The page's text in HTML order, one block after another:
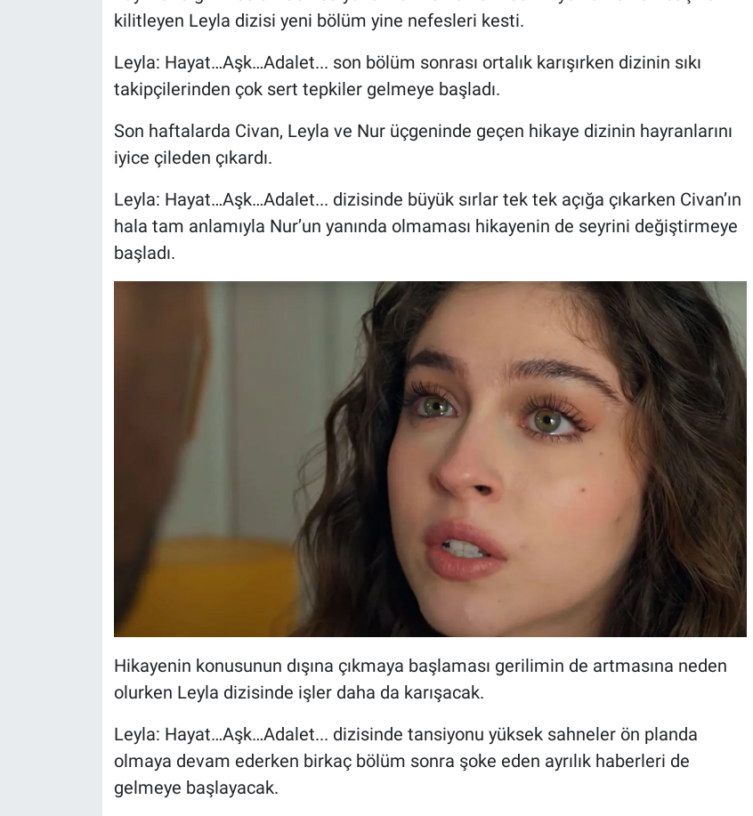
kilitleyen Leyla dizisi yeni bölüm yine nefesleri kesti.
Leyla: Hayat…Aşk…Adalet... son bölüm sonrası ortalık karışırken dizinin sıkı
takipçilerinden çok sert tepkiler gelmeye başladı.
Son haftalarda Civan, Leyla ve Nur üçgeninde geçen hikaye dizinin hayranlarını
iyice çileden çıkardı.
Leyla: Hayat…Aşk…Adalet... dizisinde büyük sırlar tek tek açığa çıkarken Civan’ın
hala tam anlamıyla Nur’un yanında olmaması hikayenin de seyrini değiştirmeye
başladı.
Hikayenin konusunun dışına çıkmaya başlaması gerilimin de artmasına neden
olurken Leyla dizisinde işler daha da karışacak.
Leyla: Hayat…Aşk…Adalet... dizisinde tansiyonu yüksek sahneler ön planda
olmaya devam ederken birkaç bölüm sonra şoke eden ayrılık haberleri de
gelmeye başlayacak.